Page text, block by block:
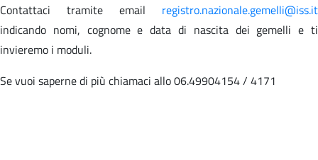
Contattaci tramite email registro.nazionale.gemelli@iss.it
indicando nomi, cognome e data di nascita dei gemelli e ti
invieremo i moduli.
Se vuoi saperne di più chiamaci allo 06.49904154 / 4171